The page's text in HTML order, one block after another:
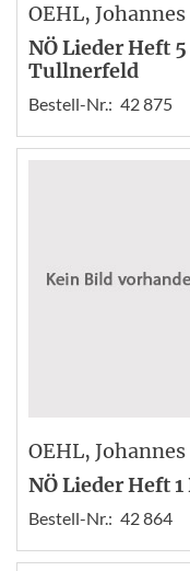
OEHL, Johannes
NÖ Lieder Heft
Tullnerfeld
Bestell-Nr.: 42 875
OEHL, Johannes
NÖ Lieder Heft
Bestell-Nr.: 42 864